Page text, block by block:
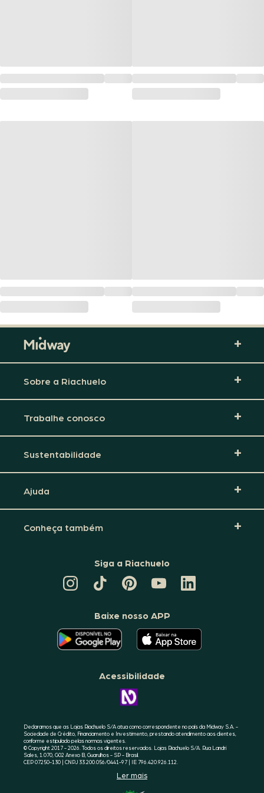
Sobre a Riachuelo
Trabalhe conosco
Sustentabilidade
Ajuda
Conheça também
Siga a Riachuelo
TIKTOK
DA
PINTEREST
DA
CANAL
DA
RIACHUELO
LINKEDIN
DA
Baixe nosso APP
O
APLICATIVO
DA
RIACHUELO
GOOGLE
O
APLICATIVO
DA
RIACHUELO
Acessibilidade
CONHEÇA
A
Declaramos que as Lojas Riachuelo S/A atua como correspondente no país da Midway S.A. -
Sociedade de Crédito, Financiamento e Investimento, prestando atendimento aos clientes,
conforme estipulado pelas normas vigentes.
© Copyright 2017 - 2026. Todos os direitos reservados. Lojas Riachuelo S/A. Rua Landri
Sales, 1.070, G02 Anexo B, Guarulhos - SP - Brasil.
CEP 07250-130 | CNPJ 33.200.056/0441-97 | IE 796.420.926.112.
Ler mais